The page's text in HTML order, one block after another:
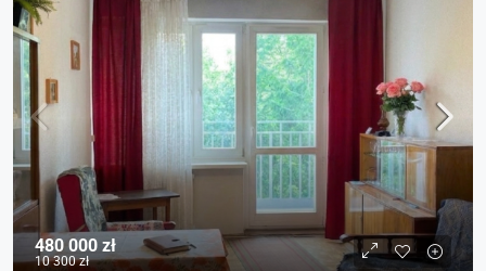
480 000 zł
10 300 zł